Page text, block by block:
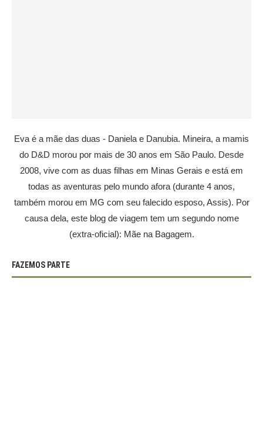
Eva é a mãe das duas - Daniela e Danubia. Mineira, a mamis
do D&D morou por mais de 30 anos em São Paulo. Desde
2008, vive com as duas filhas em Minas Gerais e está em
todas as aventuras pelo mundo afora (durante 4 anos,
também morou em MG com seu falecido esposo, Assis). Por
causa dela, este blog de viagem tem um segundo nome
(extra-oficial): Mãe na Bagagem.
FAZEMOS PARTE